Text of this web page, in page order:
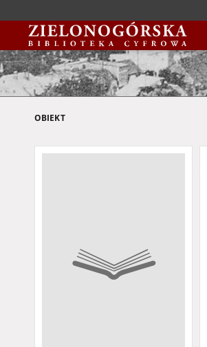
OBIEKT